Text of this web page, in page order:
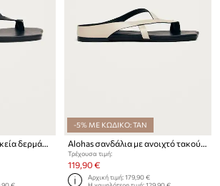
-5% ΜΕ ΚΩΔΙΚΟ: TAN
Τρέχουσα τιμή:
119,90 €
Αρχική τιμή:179,90 €